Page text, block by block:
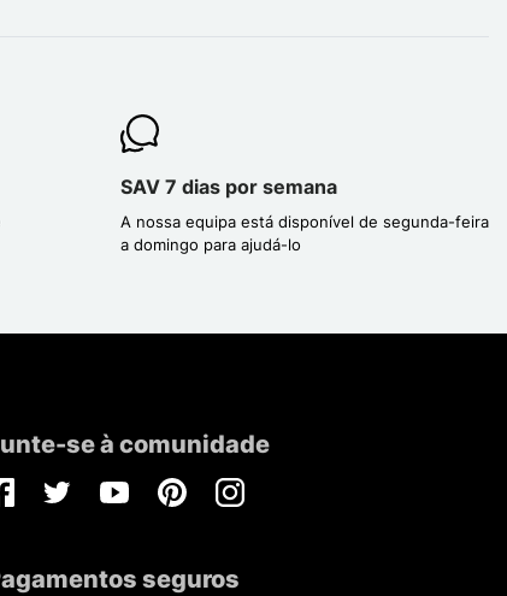
SAV 7 dias por semana
A nossa equipa está disponível de segunda-feira
a domingo para ajudá-lo
se à comunidade
TwitterYoutubePinterestInstagram
seguros